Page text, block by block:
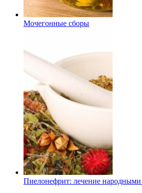
Мочегонные сборы
Пиелонефрит: лечение народными